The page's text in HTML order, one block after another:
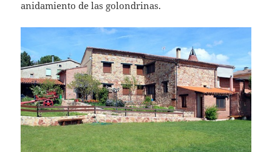
anidamiento de las golondrinas.